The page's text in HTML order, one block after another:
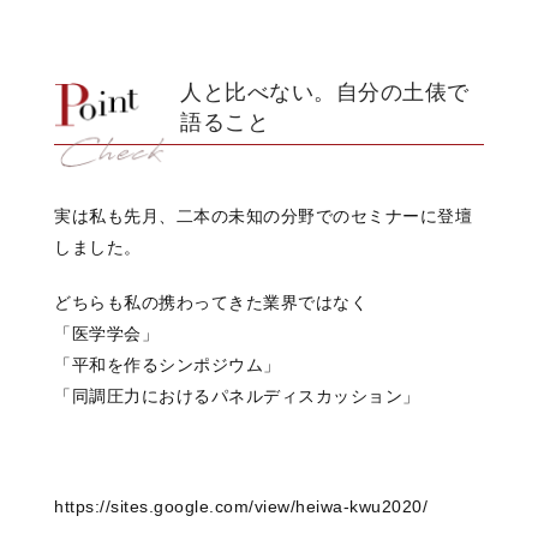
人と比べない。自分の土俵で
語ること
実は私も先月、二本の未知の分野でのセミナーに登壇
しました。
どちらも私の携わってきた業界ではなく
「医学学会」
「平和を作るシンポジウム」
「同調圧力におけるパネルディスカッション」
https://sites.google.com/view/heiwa-kwu2020/